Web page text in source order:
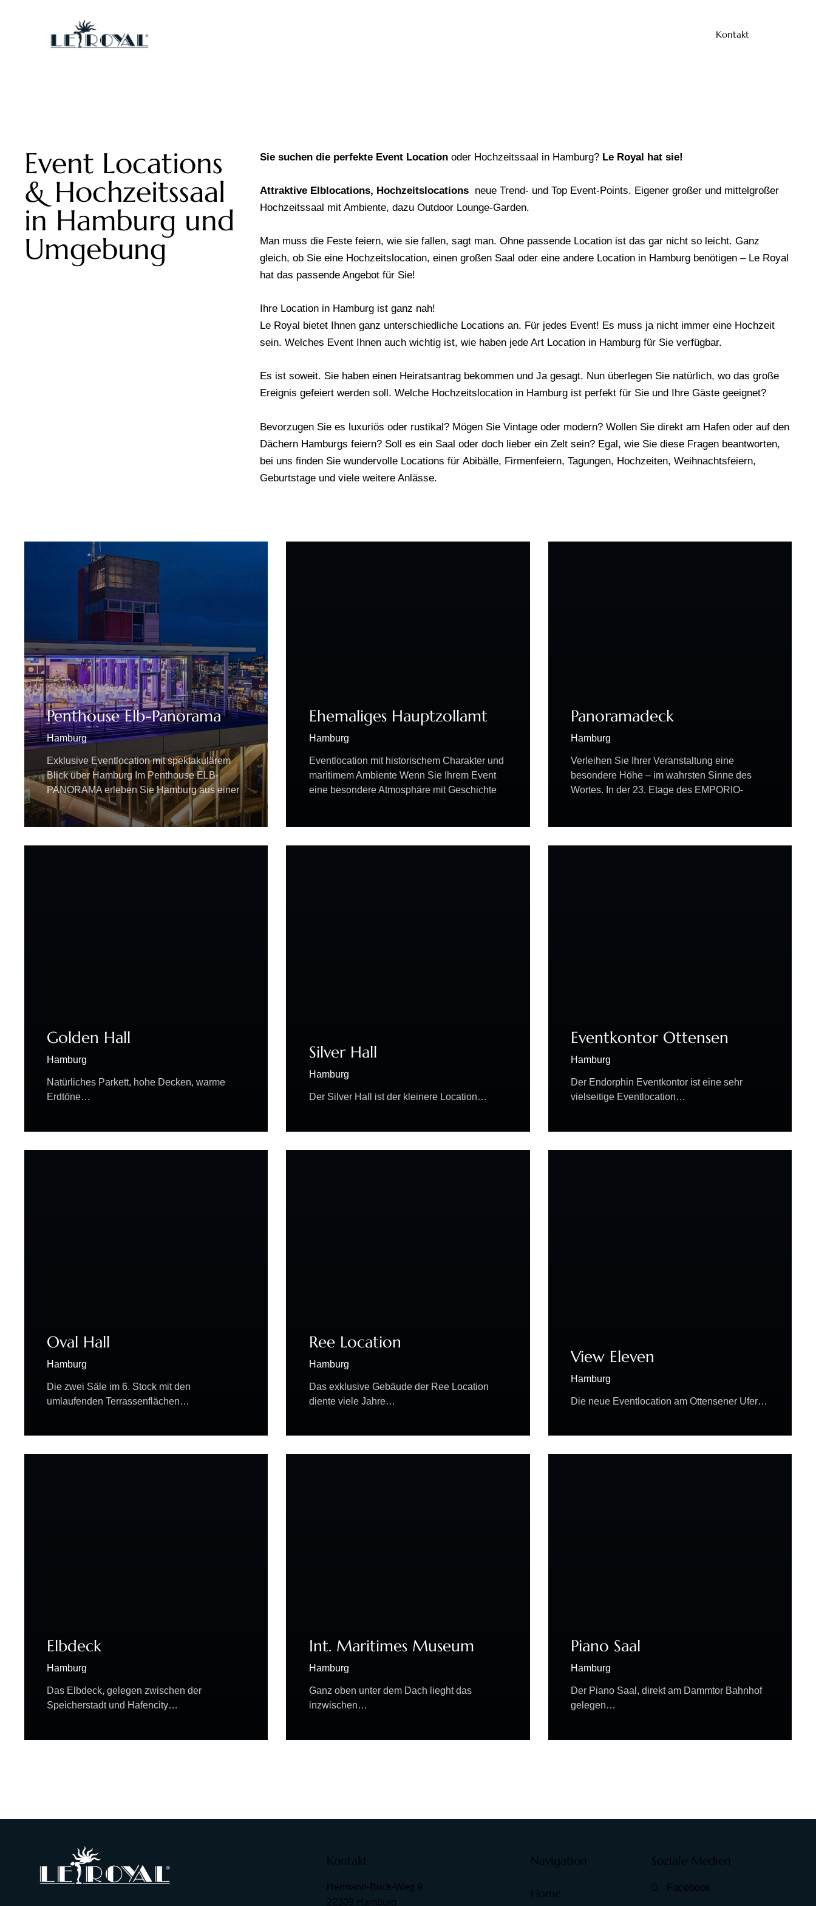
Kontakt
Event Locations
& Hochzeitssaal
in Hamburg und
Umgebung
Sie suchen die perfekte Event Location oder Hochzeitssaal in Hamburg? Le Royal hat sie!
Attraktive Elblocations, Hochzeitslocations neue Trend- und Top Event-Points. Eigener großer und mittelgroßer
Hochzeitssaal mit Ambiente, dazu Outdoor Lounge-Garden.
Man muss die Feste feiern, wie sie fallen, sagt man. Ohne passende Location ist das gar nicht so leicht. Ganz
gleich, ob Sie eine Hochzeitslocation, einen großen Saal oder eine andere Location in Hamburg benötigen – Le Royal
hat das passende Angebot für Sie!
Ihre Location in Hamburg ist ganz nah!
Le Royal bietet Ihnen ganz unterschiedliche Locations an. Für jedes Event! Es muss ja nicht immer eine Hochzeit
sein. Welches Event Ihnen auch wichtig ist, wie haben jede Art Location in Hamburg für Sie verfügbar.
Es ist soweit. Sie haben einen Heiratsantrag bekommen und Ja gesagt. Nun überlegen Sie natürlich, wo das große
Ereignis gefeiert werden soll. Welche Hochzeitslocation in Hamburg ist perfekt für Sie und Ihre Gäste geeignet?
Bevorzugen Sie es luxuriös oder rustikal? Mögen Sie Vintage oder modern? Wollen Sie direkt am Hafen oder auf den
Dächern Hamburgs feiern? Soll es ein Saal oder doch lieber ein Zelt sein? Egal, wie Sie diese Fragen beantworten,
bei uns finden Sie wundervolle Locations fürAbibälle, Firmenfeiern, Tagungen, Hochzeiten, Weihnachtsfeiern,
Geburtstage und viele weitere Anlässe.
Penthouse Elb-Panorama
Hamburg
Exklusive Eventlocation mit spektakulärem
Blick über Hamburg Im Penthouse ELB-
PANORAMA erleben Sie Hamburg aus einer
völlig neuen Perspektive. In rund 100 Metern
Höhe, in der 20. Etage des Atlantic Hauses…
Ehemaliges Hauptzollamt
Hamburg
Eventlocation mit historischem Charakter und
maritimem Ambiente Wenn Sie Ihrem Event
eine besondere Atmosphäre mit Geschichte
Panoramadeck
Hamburg
Verleihen Sie Ihrer Veranstaltung eine
besondere Höhe – im wahrsten Sinne des
Wortes. In der 23. Etage des EMPORIO-
Golden Hall
Hamburg
Natürliches Parkett, hohe Decken, warme
Erdtöne…
Silver Hall
Hamburg
Der Silver Hall ist der kleinere Location…
Eventkontor Ottensen
Hamburg
Der Endorphin Eventkontor ist eine sehr
vielseitige Eventlocation…
Oval Hall
Hamburg
Die zwei Säle im 6. Stock mit den
umlaufenden Terrassenflächen…
Ree Location
Hamburg
Das exklusive Gebäude der Ree Location
diente viele Jahre…
View Eleven
Hamburg
Die neue Eventlocation am Ottensener Ufer…
Elbdeck
Hamburg
Das Elbdeck, gelegen zwischen der
Speicherstadt und Hafencity…
Int. Maritimes Museum
Hamburg
Ganz oben unter dem Dach lieght das
inzwischen…
Piano Saal
Hamburg
Der Piano Saal, direkt am Dammtor Bahnhof
gelegen…
Kontakt
Hermann-Buck-Weg 9
22309 Hamburg
Navigation
Home
Soziale Medien
Facebook